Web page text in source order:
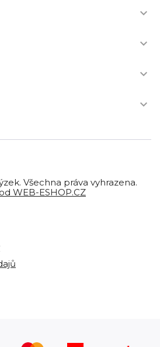




Všechna práva vyhrazena.
WEB-ESHOP.CZ